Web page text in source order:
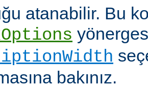
atanabilir. Bu
bakınız.